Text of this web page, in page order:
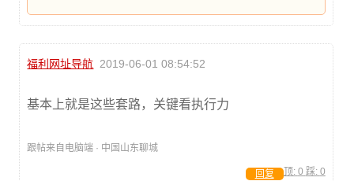
福利网址导航 2019-06-01 08:54:52
基本上就是这些套路，关键看执行力
跟帖来自电脑端 · 中国山东聊城
顶: 0 踩: 0
回复